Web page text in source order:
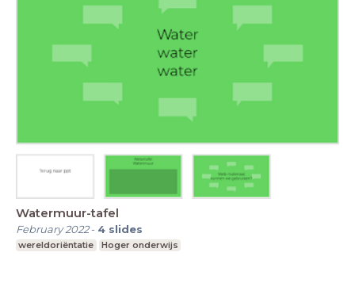
Watermuur-tafel
February 2022- 4 slides
wereldoriëntatie Hoger onderwijs